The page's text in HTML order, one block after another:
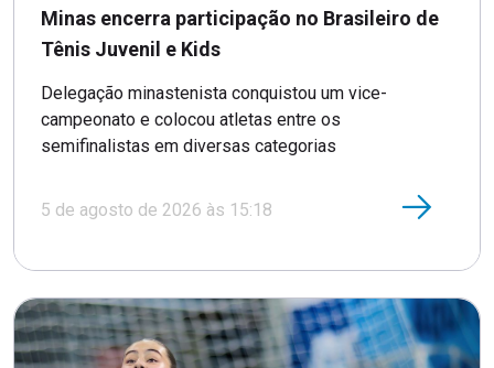
Minas encerra participação no Brasileiro de
Tênis Juvenil e Kids
Delegação minastenista conquistou um vice-
campeonato e colocou atletas entre os
semifinalistas em diversas categorias
5 de agosto de 2026 às 15:18